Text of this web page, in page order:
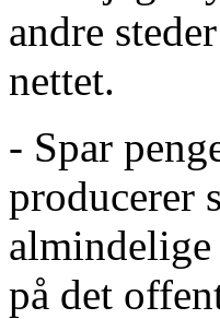
andre
nettet.
- Spar
producerer
almindelige
på det